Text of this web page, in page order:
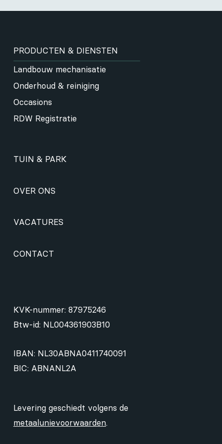
PRODUCTEN & DIENSTEN
Landbouw mechanisatie
Onderhoud & reiniging
Occasions
RDW Registratie
TUIN & PARK
OVER ONS
VACATURES
CONTACT
KVK-nummer: 87975246
Btw-id: NL004361903B10
IBAN: NL30ABNA0411740091
BIC: ABNANL2A
Levering geschiedt volgens de
metaalunievoorwaarden.